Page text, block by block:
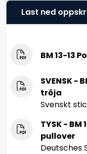
Last ned
BM 13-13
SVENSK -
tröja
Svenskt
TYSK - BM
pullover
Deutsches